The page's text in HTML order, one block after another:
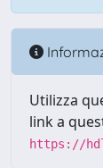
Utilizza
link a
https://